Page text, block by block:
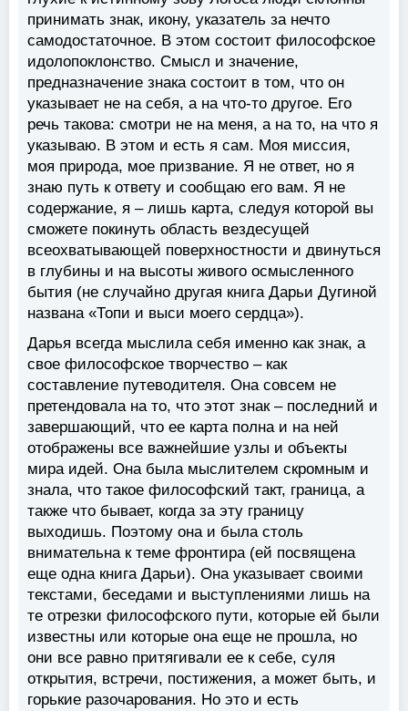
принимать знак, икону, указатель за нечто
самодостаточное. В этом состоит философское
идолопоклонство. Смысл и значение,
предназначение знака состоит в том, что он
указывает не на себя, а на что-то другое. Его
речь такова: смотри не на меня, а на то, на что я
указываю. В этом и есть я сам. Моя миссия,
моя природа, мое призвание. Я не ответ, но я
знаю путь к ответу и сообщаю его вам. Я не
содержание, я – лишь карта, следуя которой вы
сможете покинуть область вездесущей
всеохватывающей поверхностности и двинуться
в глубины и на высоты живого осмысленного
бытия (не случайно другая книга Дарьи Дугиной
названа «Топи и выси моего сердца»).
Дарья всегда мыслила себя именно как знак, а
свое философское творчество – как
составление путеводителя. Она совсем не
претендовала на то, что этот знак – последний и
завершающий, что ее карта полна и на ней
отображены все важнейшие узлы и объекты
мира идей. Она была мыслителем скромным и
знала, что такое философский такт, граница, а
также что бывает, когда за эту границу
выходишь. Поэтому она и была столь
внимательна к теме фронтира (ей посвящена
еще одна книга Дарьи). Она указывает своими
текстами, беседами и выступлениями лишь на
те отрезки философского пути, которые ей были
известны или которые она еще не прошла, но
они все равно притягивали ее к себе, суля
открытия, встречи, постижения, а может быть, и
горькие разочарования. Но это и есть